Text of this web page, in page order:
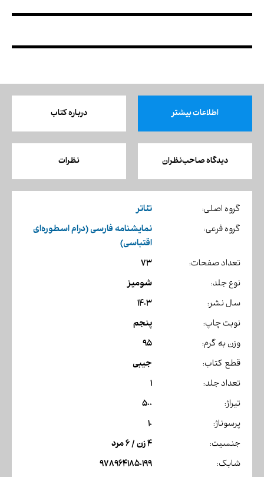
اطلاعات بیشتر درباره کتاب
دیدگاه صاحب‌نظران نظرات
گروه اصلی: تئاتر
گروه فرعی:
نمایشنامه فارسی (درام اسطوره‌ای
اقتباسی)
تعداد صفحات: 73
نوع جلد: شومیز
سال نشر: 1403
نوبت چاپ: پنجم
وزن به گرم: 95
قطع کتاب: جیبی
تعداد جلد: 1
تیراژ: 500
پرسوناژ: 10
جنسیت: 4 زن / 6 مرد
شابک: 9789641850199